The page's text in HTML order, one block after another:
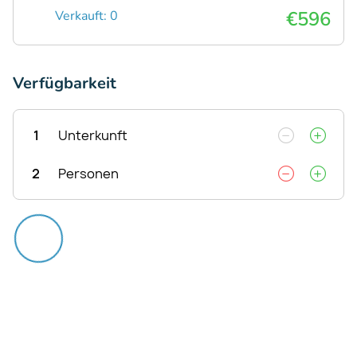
Verkauft: 0
€596
Verfügbarkeit
1 Unterkunft
2 Personen